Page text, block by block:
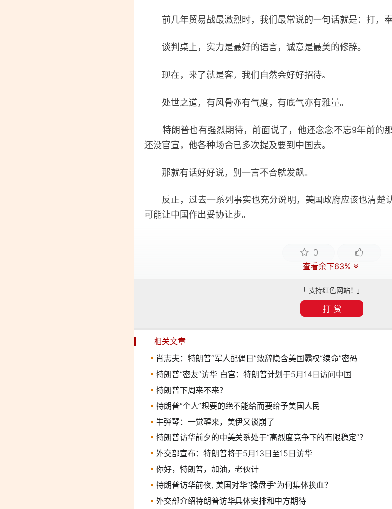
前几年贸易战最激烈时，我们最常说的一句话就是：打，奉
谈判桌上，实力是最好的语言，诚意是最美的修辞。
现在，来了就是客，我们自然会好好招待。
处世之道，有风骨亦有气度，有底气亦有雅量。
特朗普也有强烈期待，前面说了，他还念念不忘9年前的
还没官宣，他各种场合已多次提及要到中国去。
那就有话好好说，别一言不合就发飙。
反正，过去一系列事实也充分说明，美国政府应该也清楚
可能让中国作出妥协让步。
0
查看余下63%
「 支持红色网站！」
打 赏
相关文章
肖志夫：特朗普“军人配偶日”致辞隐含美国霸权“续命”密码
特朗普“密友”访华 白宫：特朗普计划于5月14日访问中国
特朗普下周来不来？
特朗普“个人”想要的绝不能给而要给予美国人民
牛弹琴：一觉醒来，美伊又谈崩了
特朗普访华前夕的中美关系处于“高烈度竞争下的有限稳定”？
外交部宣布：特朗普将于5月13日至15日访华
你好，特朗普，加油，老伙计
特朗普访华前夜, 美国对华“操盘手”为何集体换血？
外交部介绍特朗普访华具体安排和中方期待